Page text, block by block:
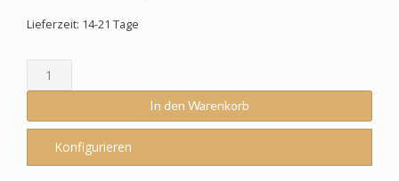
Lieferzeit: 14-21 Tage
Schultüte
passend
StepbyStep-
Tropical
Chamelion
In den Warenkorb
Konfigurieren